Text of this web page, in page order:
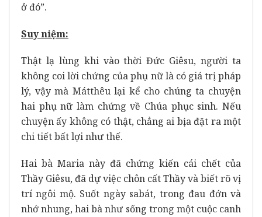
ở đó”.
Suy niệm:
Thật lạ lùng khi vào thời Đức Giêsu, người ta
không coi lời chứng của phụ nữ là có giá trị pháp
lý, vậy mà Mátthêu lại kể cho chúng ta chuyện
hai phụ nữ làm chứng về Chúa phục sinh. Nếu
chuyện ấy không có thật, chẳng ai bịa đặt ra một
chi tiết bất lợi như thế.
Hai bà Maria này đã chứng kiến cái chết của
Thầy Giêsu, đã dự việc chôn cất Thầy và biết rõ vị
trí ngôi mộ. Suốt ngày sabát, trong đau đớn và
nhớ nhung, hai bà như sống trong một cuộc canh